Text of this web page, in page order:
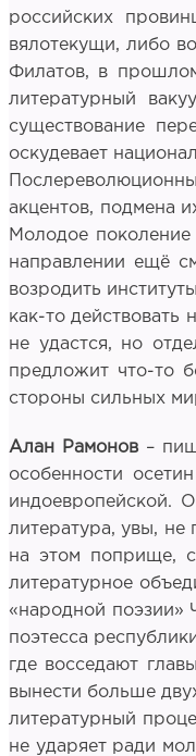
российских
вялотекущи, либо
Филатов, в
литературный
существование
оскудевает
акцентов, подмена
Молодое поколение
направлении ещё
возродить
как-то
не удастся, но
предложит что-то
стороны сильных
Алан Рамонов–
особенности
индоевропейской.
литература, увы, не
на этом поприще,
литературное
«народной поэзии»
поэтесса
где восседают
вынести больше
литературный
не ударяет ради